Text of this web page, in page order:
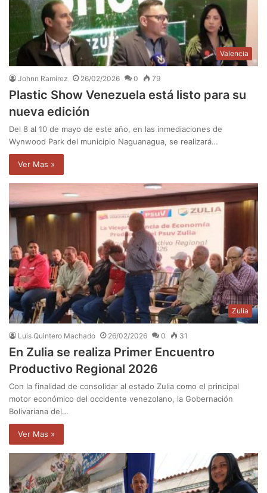
Valencia
Johnn Ramírez 26/02/2026 0 79
Plastic Show Venezuela está listo para su
nueva edición
Del 8 al 10 de mayo de este año, en las inmediaciones de
Wynwood Park del municipio Naguanagua, se realizará…
Ver Mas »
Zulia
Luis Quintero Machado 26/02/2026 0 31
En Zulia se realiza Primer Encuentro
Productivo Regional 2026
Con la finalidad de consolidar al estado Zulia como el principal
motor económico del occidente venezolano, la Gobernación
Bolivariana del…
Ver Mas »